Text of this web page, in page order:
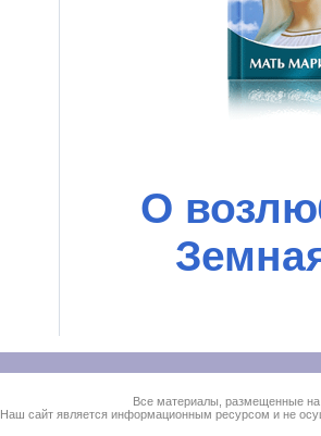
О
Все материалы, размещенные
Наш сайт является информационным ресурсом и не